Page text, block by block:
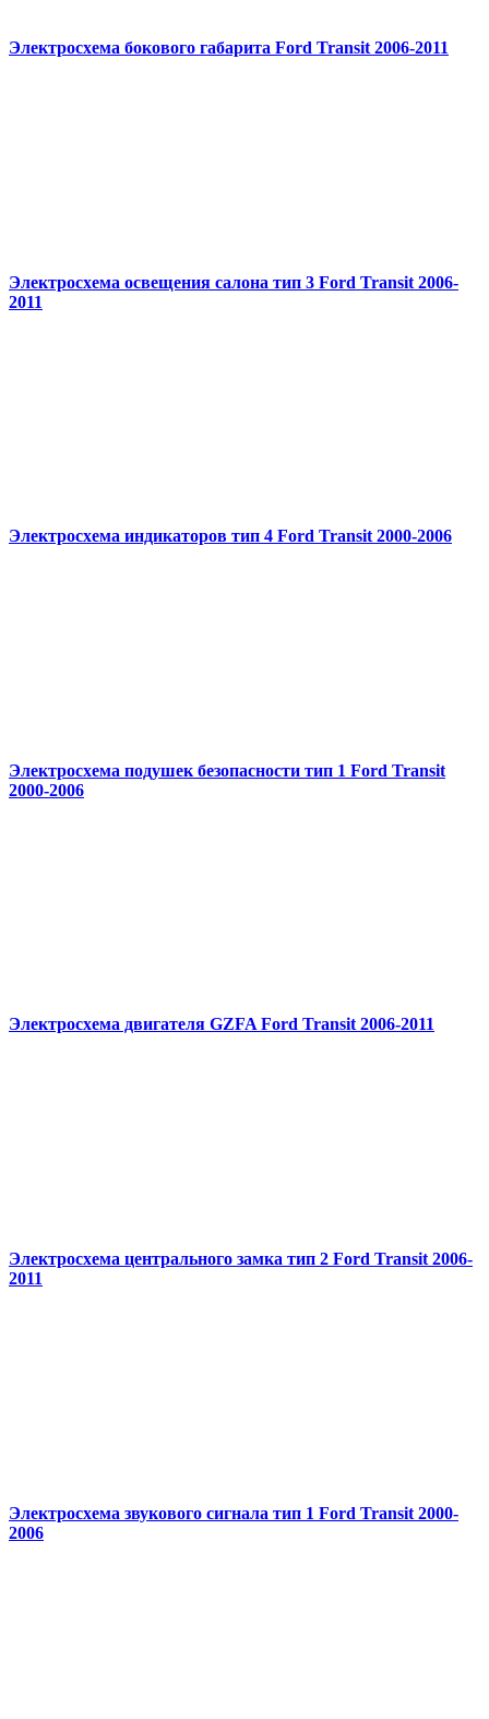
Электросхема бокового габарита Ford Transit 2006-2011
Электросхема освещения салона тип 3 Ford Transit 2006-
2011
Электросхема индикаторов тип 4 Ford Transit 2000-2006
Электросхема подушек безопасности тип 1 Ford Transit
2000-2006
Электросхема двигателя GZFA Ford Transit 2006-2011
Электросхема центрального замка тип 2 Ford Transit 2006-
2011
Электросхема звукового сигнала тип 1 Ford Transit 2000-
2006